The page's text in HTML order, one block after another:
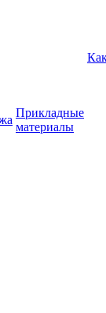
Прикладные
материалы